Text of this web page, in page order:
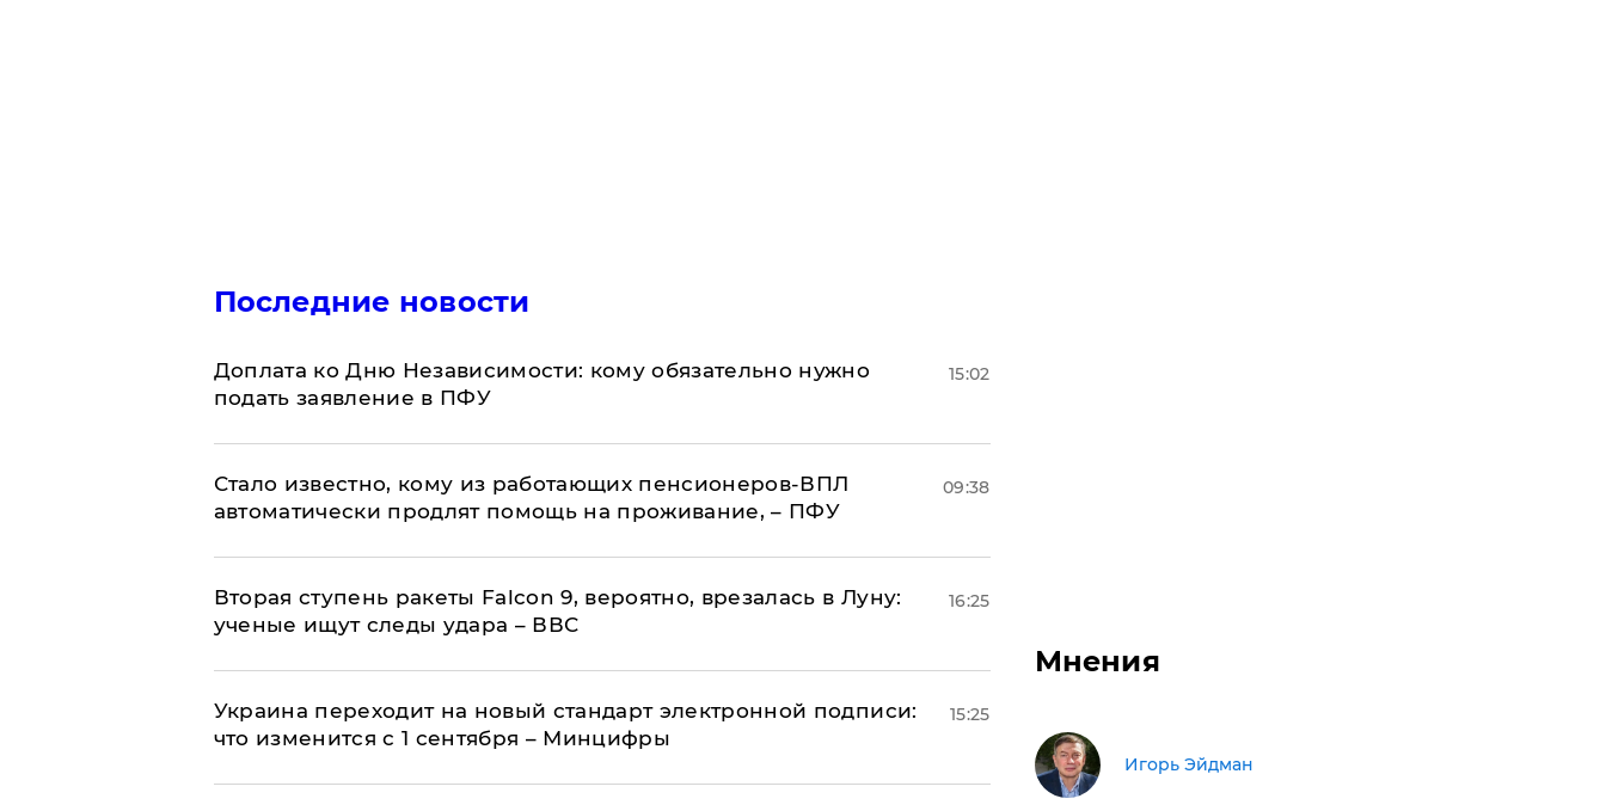
Последние новости
Доплата ко Дню Независимости: кому обязательно нужно
подать заявление в ПФУ
15:02
Стало известно, кому из работающих пенсионеров-ВПЛ
автоматически продлят помощь на проживание, – ПФУ
09:38
Вторая ступень ракеты Falcon 9, вероятно, врезалась в Луну:
ученые ищут следы удара – ВВС
16:25
Украина переходит на новый стандарт электронной подписи:
что изменится с 1 сентября – Минцифры
15:25
Мнения
Игорь Эйдман